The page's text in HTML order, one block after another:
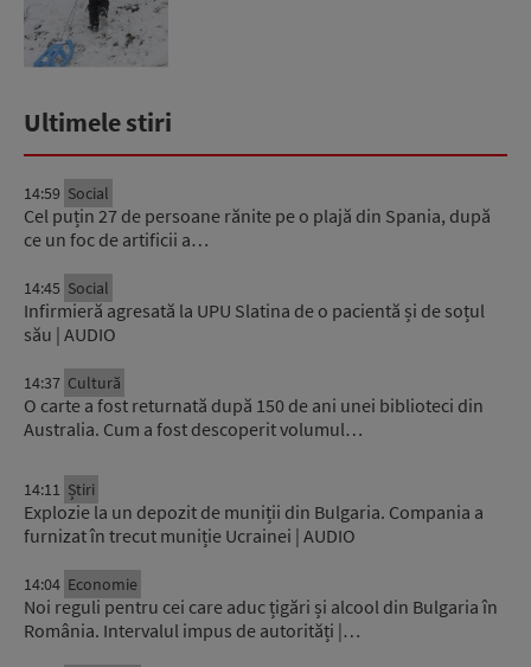
Ultimele stiri
14:59 Social
Cel puțin 27 de persoane rănite pe o plajă din Spania, după
ce un foc de artificii a…
14:45 Social
Infirmieră agresată la UPU Slatina de o pacientă și de soțul
său | AUDIO
14:37 Cultură
O carte a fost returnată după 150 de ani unei biblioteci din
Australia. Cum a fost descoperit volumul…
14:11 Știri
Explozie la un depozit de muniții din Bulgaria. Compania a
furnizat în trecut muniție Ucrainei | AUDIO
14:04 Economie
Noi reguli pentru cei care aduc țigări și alcool din Bulgaria în
România. Intervalul impus de autorități |…